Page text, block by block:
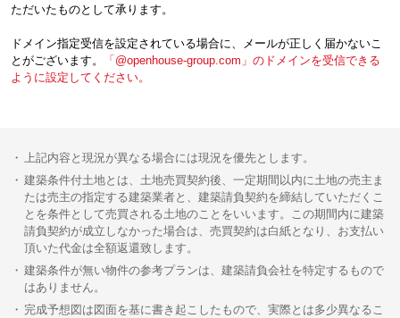
ただいたものとして承ります。
ドメイン指定受信を設定されている場合に、メールが正しく届かないこ
とがございます。
「@openhouse-group.com」のドメインを受信できる
ように設定してください。
上記内容と現況が異なる場合には現況を優先とします。
建築条件付土地とは、土地売買契約後、一定期間以内に土地の売主ま
たは売主の指定する建築業者と、建築請負契約を締結していただくこ
とを条件として売買される土地のことをいいます。この期間内に建築
請負契約が成立しなかった場合は、売買契約は白紙となり、お支払い
頂いた代金は全額返還致します。
建築条件が無い物件の参考プランは、建築請負会社を特定するもので
はありません。
完成予想図は図面を基に書き起こしたもので、実際とは多少異なるこ